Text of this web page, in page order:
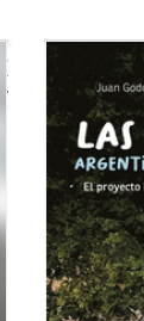
No
vine
convicciones
puerta